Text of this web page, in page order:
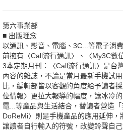
第六事業部
■ 出版理念
以通訊、影音、電腦、3C...等電子消
前擁有〈Call流行通訊〉、〈My3C數
3本定期月刊：〈Call流行通訊〉是台
內容的雜誌，不論是當月最新手機試
比，編輯部皆以客觀的角度給予讀者
位情報〉更拉大報導的幅度，讓冰冷
電...等產品與生活結合，替讀者營造
DoReMi〉則是手機產品的應用延伸
讓讀者自行輸入的符號，改變鈴聲自己